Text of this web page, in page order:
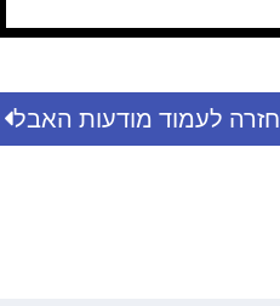
חזרה לעמוד מודעות האבל